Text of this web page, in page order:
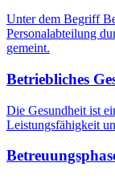
Unter dem Begriff
Personalabteilung
gemeint.
Betriebliches
Die Gesundheit ist
Leistungsfähigkeit